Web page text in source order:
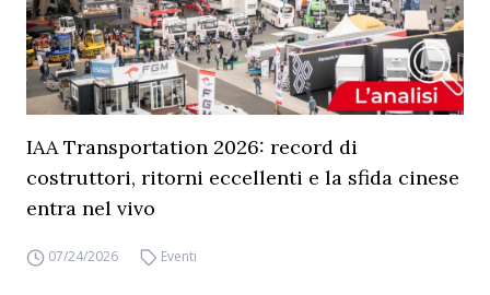
IAA Transportation 2026: record di
costruttori, ritorni eccellenti e la sfida cinese
entra nel vivo
07/24/2026 Eventi